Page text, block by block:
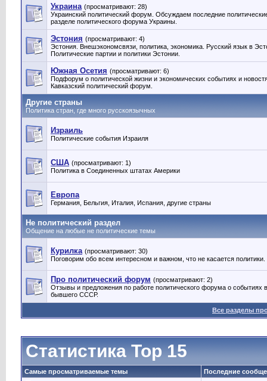
Украина (просматривают: 28)
Украинский политический форум. Обсуждаем последние
разделе политического форума Украины.
Эстония (просматривают: 4)
Эстония. Внешэкономсвязи, политика, экономика. Русский язык в
Политические партии и политики Эстонии‎.
Южная Осетия (просматривают: 6)
Подфорум о политической жизни и экономических событиях и
Кавказский политический форум.
Другие страны
Политика стран, где много русскоязычных
Израиль
Политические события Израиля
США (просматривают: 1)
Политика в Соединенных штатах Америки
Европа
Германия, Бельгия, Италия, Испания, другие страны
Не политический раздел
Общение на любые не политические темы
Курилка (просматривают: 30)
Поговорим обо всем интересном и важном, что не касается политики.
Про политический форум (просматривают: 2)
Отзывы и предложения по работе политического форума о событиях
бывшего СССР.
Все разделы
Статистика Top 15
Самые просматриваемые темы
Последние